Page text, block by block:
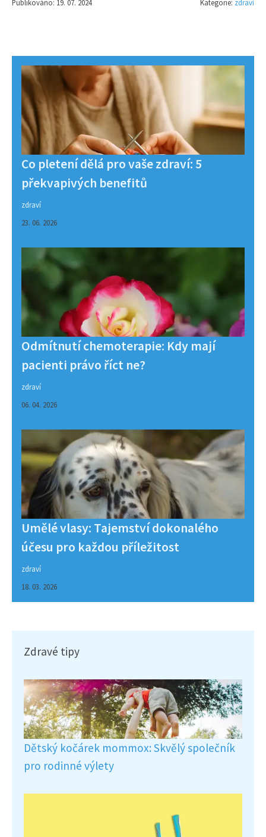
Publikováno: 19. 07. 2024 Kategorie: zdraví
Co pletení dělá pro vaše zdraví: 5
překvapivých benefitů
zdraví
23. 06. 2026
Odmítnutí chemoterapie: Kdy mají
pacienti právo říct ne?
zdraví
06. 04. 2026
Umělé vlasy: Tajemství dokonalého
účesu pro každou příležitost
zdraví
18. 03. 2026
Zdravé tipy
Dětský kočárek mommox: Skvělý společník
pro rodinné výlety